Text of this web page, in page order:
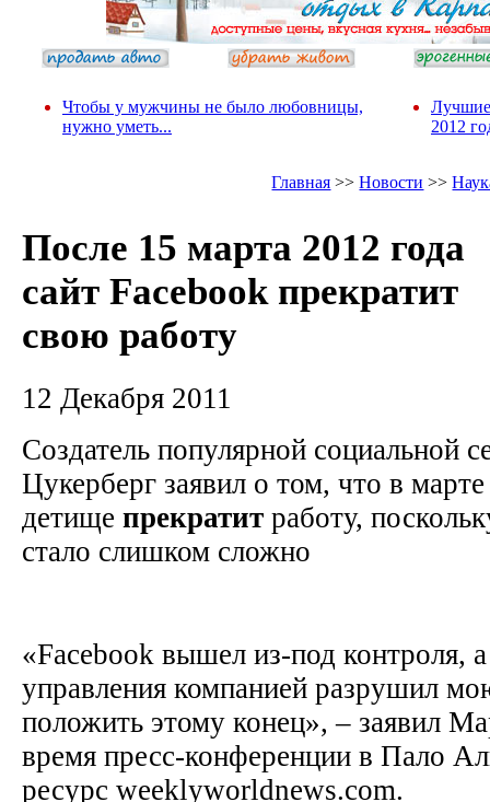
Чтобы у мужчины не было любовницы,
нужно уметь...
Лучшие
2012
Главная >>Новости >>
После 15 марта 2012 года
сайт Facebook прекратит
свою работу
12 Декабря 2011
Создатель популярной социальной
Цукерберг заявил о том, что в
детище прекратит работу,
стало слишком сложно
«Facebook вышел из-под контроля, а
управления компанией разрушил
положить этому конец», – заявил
время пресс-конференции в Пало
ресурс weeklyworldnews.com.